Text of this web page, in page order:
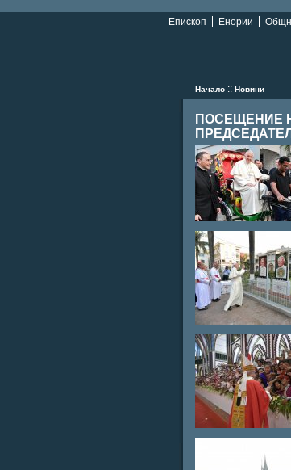
Епископ Енории
Начало :: Новини
ПОСЕЩЕНИЕ